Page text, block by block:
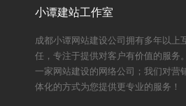
小谭建站工作室
成都小谭网站建设公司拥有多年以上
任，专注于提供对客户有价值的服务
一家网站建设的网络公司；我们对营
体化的方式为您提供更专业的服务！